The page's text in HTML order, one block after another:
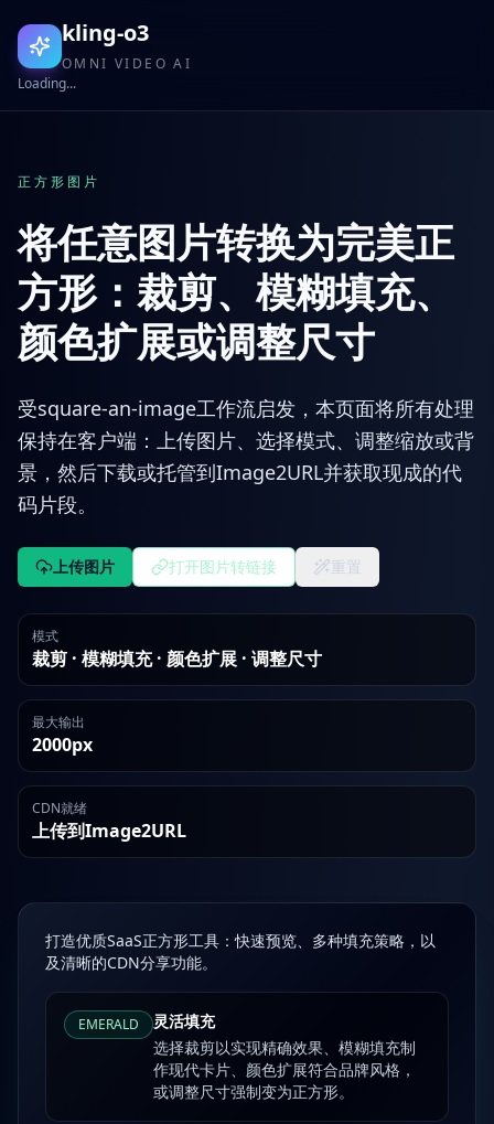
kling-o3
OMNI VIDEO AI
Loading...
正方形图片
将任意图片转换为完美正
方形：裁剪、模糊填充、
颜色扩展或调整尺寸
受square-an-image工作流启发，本页面将所有处理
保持在客户端：上传图片、选择模式、调整缩放或背
景，然后下载或托管到Image2URL并获取现成的代
码片段。
上传图片 打开图片转链接 重置
模式
裁剪 · 模糊填充 · 颜色扩展 · 调整尺寸
最大输出
2000px
CDN就绪
上传到Image2URL
打造优质SaaS正方形工具：快速预览、多种填充策略，以
及清晰的CDN分享功能。
EMERALD
灵活填充
选择裁剪以实现精确效果、模糊填充制
作现代卡片、颜色扩展符合品牌风格，
或调整尺寸强制变为正方形。